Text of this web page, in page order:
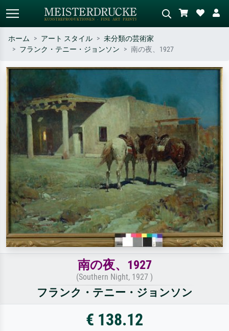
作家名・作品名・スタイルで検索
– 例：モネ、星月夜、印象派、北
斎の波、ヌード。
シーンを説明してください – 例：
緑の草原、赤の多い抽象画、暗い
油絵、木のそばの立ち姿のヌー
ド。
ホーム アート スタイル
未分類の芸術家
フランク・テニー・ジョンソン
南の夜、1927
南の夜、1927
(Southern Night, 1927 )
フランク・テニー・ジョンソン
€ 138.12